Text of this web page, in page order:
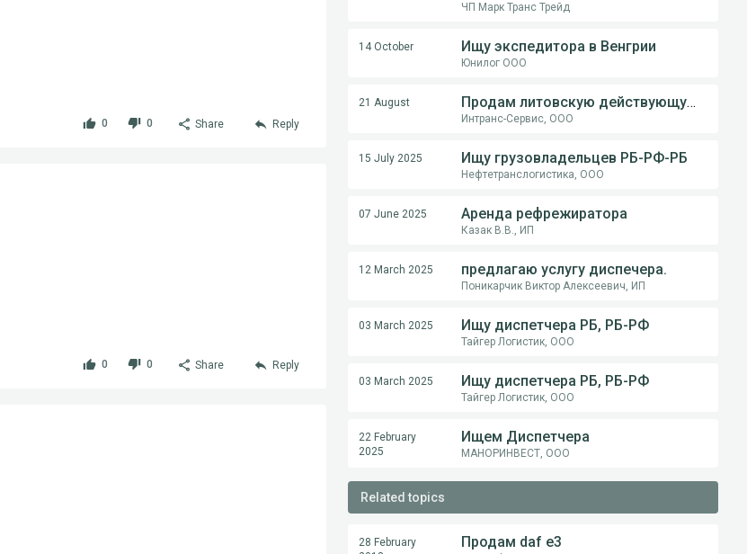
0 0 Share Reply
0 0 Share Reply
ЧП Марк Транс Трейд
14 October Ищу экспедитора в Венгрии
Юнилог ООО
21 August Продам литовскую действующую компанию
Интранс-Сервис, ООО
15 July 2025 Ищу грузовладельцев РБ-РФ-РБ
Нефтетранслогистика, ООО
07 June 2025 Аренда рефрежиратора
Казак В.В., ИП
12 March 2025 предлагаю услугу диспечера.
Поникарчик Виктор Алексеевич, ИП
03 March 2025 Ищу диспетчера РБ, РБ-РФ
Тайгер Логистик, ООО
03 March 2025 Ищу диспетчера РБ, РБ-РФ
Тайгер Логистик, ООО
22 February
2025
Ищем Диспетчера
МАНОРИНВЕСТ, ООО
Related topics
28 February
Продам daf e3